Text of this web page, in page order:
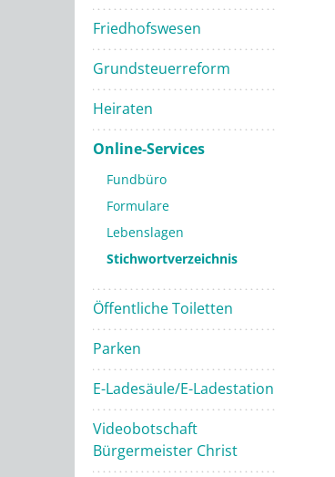
Friedhofswesen
Grundsteuerreform
Heiraten
Online-Services
Fundbüro
Formulare
Lebenslagen
Stichwortverzeichnis
Öffentliche Toiletten
Parken
E-Ladesäule/E-Ladestation
Videobotschaft
Bürgermeister Christ